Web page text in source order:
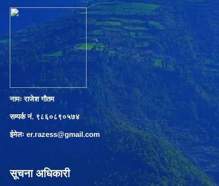
नामः राजेश गौतम
सम्पर्क नं. ९८६०८९०५७४
ईमेलः er.razess@gmail.com
सूचना अधिकारी